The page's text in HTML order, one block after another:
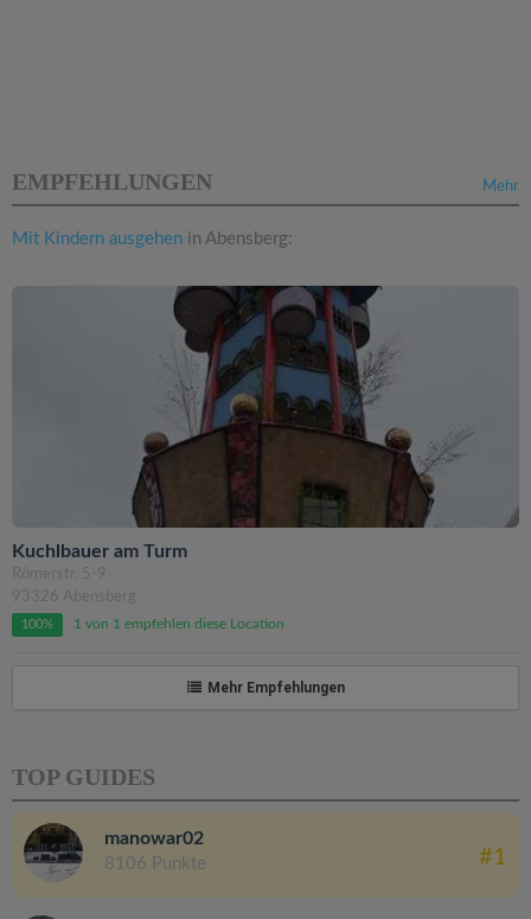
Mehr
EMPFEHLUNGEN
Mit Kindern ausgehen in Abensberg:
Kuchlbauer am Turm
Römerstr. 5-9
93326 Abensberg
100% 1 von 1 empfehlen diese Location
Mehr Empfehlungen
TOP GUIDES
manowar02
8106 Punkte #1